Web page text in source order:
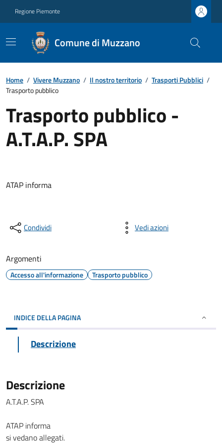
Regione Piemonte
Comune di Muzzano
Home / Vivere Muzzano / Il nostro territorio / Trasporti Pubblici /
Trasporto pubblico
Trasporto pubblico -
A.T.A.P. SPA
ATAP informa
Condividi Vedi azioni
Argomenti
Accesso all'informazione Trasporto pubblico
INDICE DELLA PAGINA
Descrizione
Descrizione
A.T.A.P. SPA
ATAP informa
si vedano allegati.